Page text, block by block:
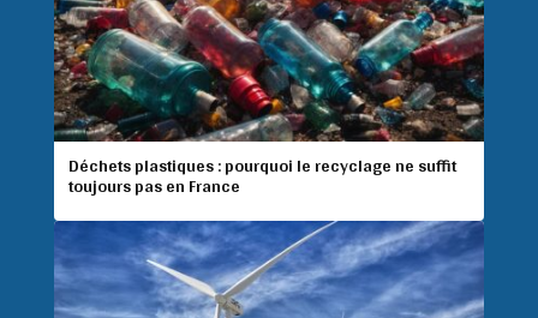
Déchets plastiques : pourquoi le recyclage ne suffit
toujours pas en France